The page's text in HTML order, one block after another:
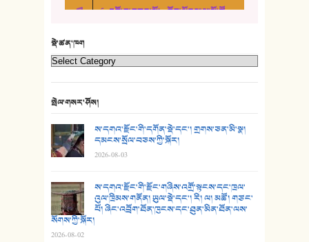
23. ཕོ་རྒོད་པོ།
25. མགྲོན་པོ།
26. ཨ་མའི་ཐང་ཁུག
27. ལྕེ་བདེ་ཞོལ་གྱི་པང་གདན།
28. སྟོད་གཞས། - ཕན་ཐོག
5. འགྲོ་བ་བཟང་མོ། - བོད་ལྗོངས་ལྷ་མོ་ཚོགས་པ།
སྡེ་ཚན་ཁག
སྤེལ་གསར་ཤོས།
ས་དགའ་རྫོང་གི་དགོན་སྡེ་དང་། གྲགས་ཅན་མི་སྣ།
དམངས་སྲོལ་བཅས་ཀྱི་སྐོར།
2026-08-03
ས་དགའ་རྫོང་གི་རྫོང་གཞིས་འགྲོ་སྟངས་དང་ཁྲལ་
འུལ་ཁྲིམས་གནོན། ཡུལ་སྡེ་དང་། རི། ལ། མཚོ། གཙང་
པོ། ཞིང་འབྲོག་ཐོན་ཁུངས་དང་ཐུན་མིན་ཐོན་ལས་
སོགས་ཀྱི་སྐོར།
2026-08-02